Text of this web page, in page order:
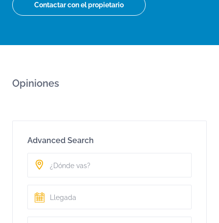
Contactar con el propietario
Opiniones
Advanced Search